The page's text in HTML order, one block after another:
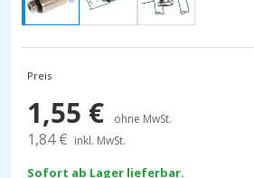
Preis
1,55 € ohne MwSt.
1,84€ inkl. MwSt.
Sofort ab Lager lieferbar.